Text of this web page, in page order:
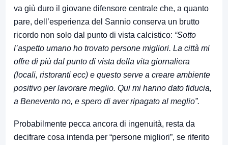
va giù duro il giovane difensore centrale che, a quanto
pare, dell’esperienza del Sannio conserva un brutto
ricordo non solo dal punto di vista calcistico: “Sotto
l’aspetto umano ho trovato persone migliori. La città mi
offre di più dal punto di vista della vita giornaliera
(locali, ristoranti ecc) e questo serve a creare ambiente
positivo per lavorare meglio. Qui mi hanno dato fiducia,
a Benevento no, e spero di aver ripagato al meglio”.
Probabilmente pecca ancora di ingenuità, resta da
decifrare cosa intenda per “persone migliori”, se riferito